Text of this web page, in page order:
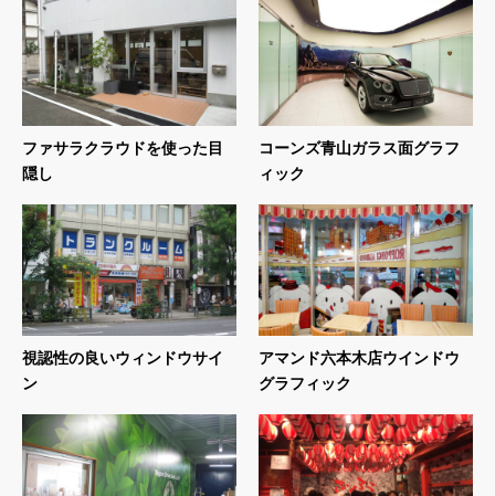
ファサラクラウドを使った目
隠し
コーンズ青山ガラス面グラフ
ィック
視認性の良いウィンドウサイ
ン
アマンド六本木店ウインドウ
グラフィック